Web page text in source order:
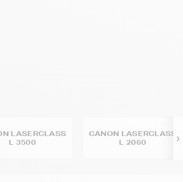
LASERCLASS
L 3500
CANON LASERCLASS
L 2060